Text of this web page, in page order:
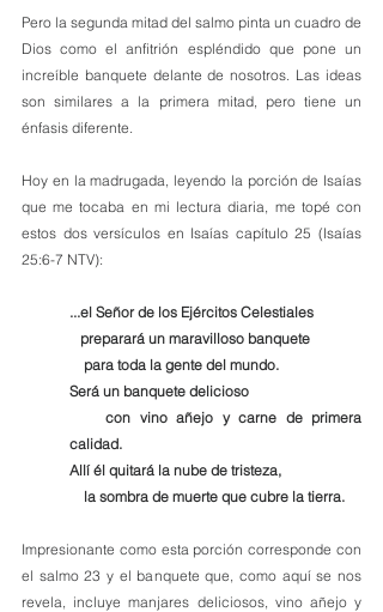
Pero la segunda mitad del salmo pinta un cuadro de
Dios como el anfitrión espléndido que pone un
increíble banquete delante de nosotros. Las ideas
son similares a la primera mitad, pero tiene un
énfasis diferente.
Hoy en la madrugada, leyendo la porción de Isaías
que me tocaba en mi lectura diaria, me topé con
estos dos versículos en Isaías capítulo 25 (Isaías
25:6-7 NTV):
...el Señor de los Ejércitos Celestiales
   preparará un maravilloso banquete
    para toda la gente del mundo.
Será un banquete delicioso
calidad.
Allí él quitará la nube de tristeza,
    la sombra de muerte que cubre la tierra.
Impresionante como esta porción corresponde con
el salmo 23 y el banquete que, como aquí se nos
revela, incluye manjares deliciosos, vino añejo y